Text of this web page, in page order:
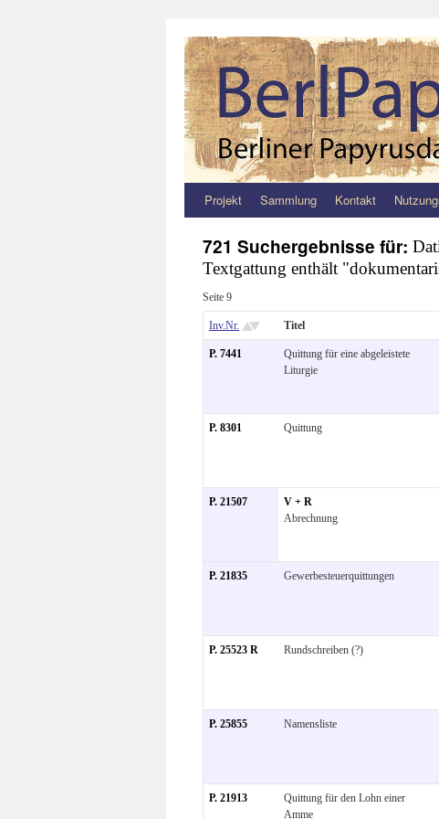
Zum
springen
Projekt Sammlung Kontakt
721 Suchergebnisse für:
Textgattung enthält
Seite 9
Inv.Nr. Titel
P. 7441
Quittung für eine abgeleistete
Liturgie
P. 8301 Quittung
P. 21507
V + R
Abrechnung
P. 21835 Gewerbesteuerquittungen
P. 25523 R Rundschreiben (?)
P. 25855 Namensliste
P. 21913
Quittung für den Lohn einer
Amme